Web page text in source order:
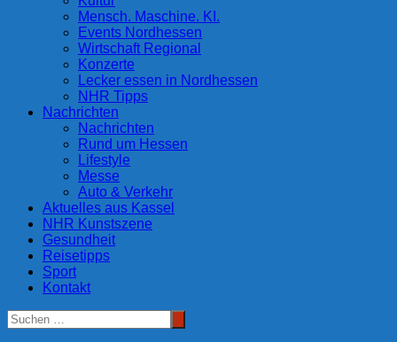
Mensch. Maschine. KI.
Events Nordhessen
Wirtschaft Regional
Konzerte
Lecker essen in Nordhessen
NHR Tipps
Nachrichten
Nachrichten
Rund um Hessen
Lifestyle
Messe
Auto & Verkehr
Aktuelles aus Kassel
NHR Kunstszene
Gesundheit
Reisetipps
Sport
Kontakt